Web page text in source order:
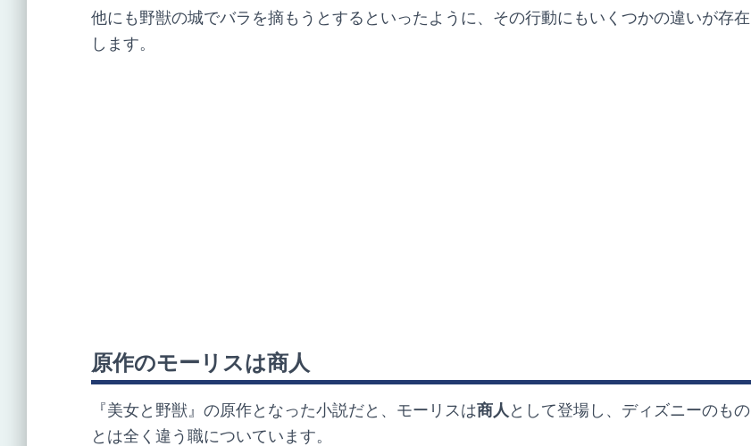
他にも野獣の城でバラを摘もうとするといったように、その行動にもいくつかの違いが存在
します。
原作のモーリスは商人
『美女と野獣』の原作となった小説だと、モーリスは商人 として登場し、ディズニーのもの
とは全く違う職についています。